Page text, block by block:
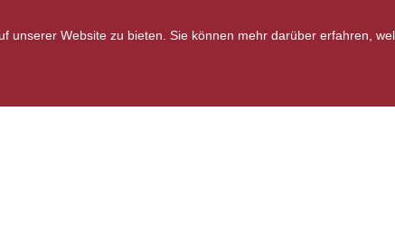
Website zu bieten. Sie können mehr darüber erfahren,